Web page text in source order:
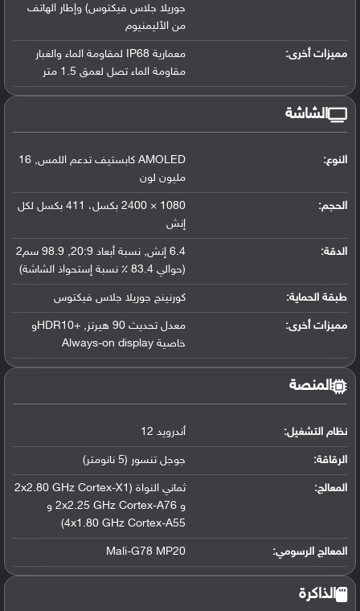
جوريلا جلاس فيكتوس) وإطار الهاتف
من الأليمنيوم
مميزات أخرى:
معمارية IP68 لمقاومة الماء والغبار
مقاومة الماء تصل لعمق 1.5 متر
الشاشة
النوع: AMOLED كابستيف تدعم اللمس ,
16
مليون لون
الحجم:
1080 × 2400 بكسل، 411 بكسل لكل
إنش
الدقة: 6.4 إنش , نسبة أبعاد 20:9 ,
98.9 سم2
(حوالي 83.4 ٪ نسبة إستحواذ الشاشة)
طبقة الحماية: كورنينج جوريلا جلاس فيكتوس
مميزات أخرى: معدل تحديث 90 هيرتز ,
+HDR10و
خاصية Always-on display
المنصة
نظام التشغيل: أندرويد 12
الرقاقة: جوجل تنسور (5 نانومتر)
المعالج:
ثماني النواة (2x2.80 GHz Cortex-X1
و 2x2.25 GHz Cortex-A76 و
4x1.80 GHz Cortex-A55)
المعالج الرسومي:
Mali-G78 MP20
الذاكرة